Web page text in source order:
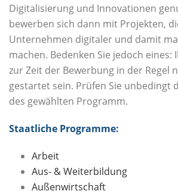
Digitalisierung und Innovationen
bewerben sich dann mit Projekten,
Unternehmen digitaler und damit
machen. Bedenken Sie jedoch
zur Zeit der Bewerbung in der Regel
gestartet sein. Prüfen Sie unbedingt
des gewählten Programm.
Staatliche Programme:
Arbeit
Aus- & Weiterbildung
Außenwirtschaft